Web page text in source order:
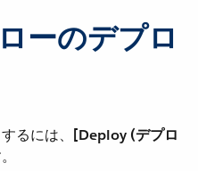
ーのデプロ
るには、​
[Deploy (デプロ